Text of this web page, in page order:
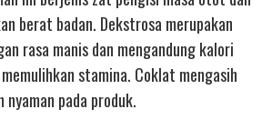
berat badan. Dekstrosa merupakan
rasa manis dan mengandung kalori
stamina. Coklat mengasih
pada produk.